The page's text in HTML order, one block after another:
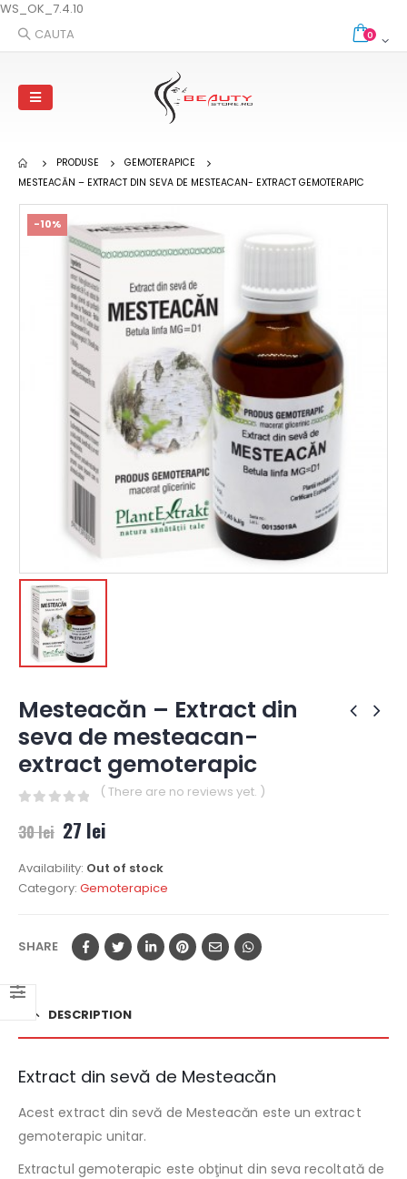
WS_OK_7.4.10
CAUTA
0
PRODUSE
GEMOTERAPICE
MESTEACĂN – EXTRACT DIN SEVA DE MESTEACAN- EXTRACT GEMOTERAPIC
-10%
Mesteacăn – Extract din
seva de mesteacan-
extract gemoterapic
( There are no reviews yet. )
30lei 27 lei
Availability: Out of stock
Category: Gemoterapice
SHARE
DESCRIPTION
Extract din sevă de Mesteacăn
Acest extract din sevă de Mesteacăn este un extract
gemoterapic unitar.
Extractul gemoterapic este obţinut din seva recoltată de